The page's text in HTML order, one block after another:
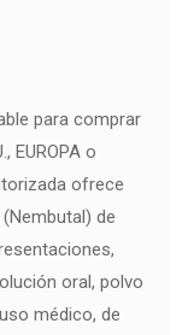
para comprar
EUROPA o
ofrece
de
oral, polvo
médico, de